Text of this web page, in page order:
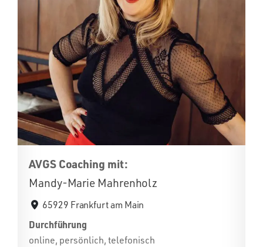
AVGS Coaching mit:
Mandy-Marie Mahrenholz
65929 Frankfurt am Main
Durchführung
online, persönlich, telefonisch